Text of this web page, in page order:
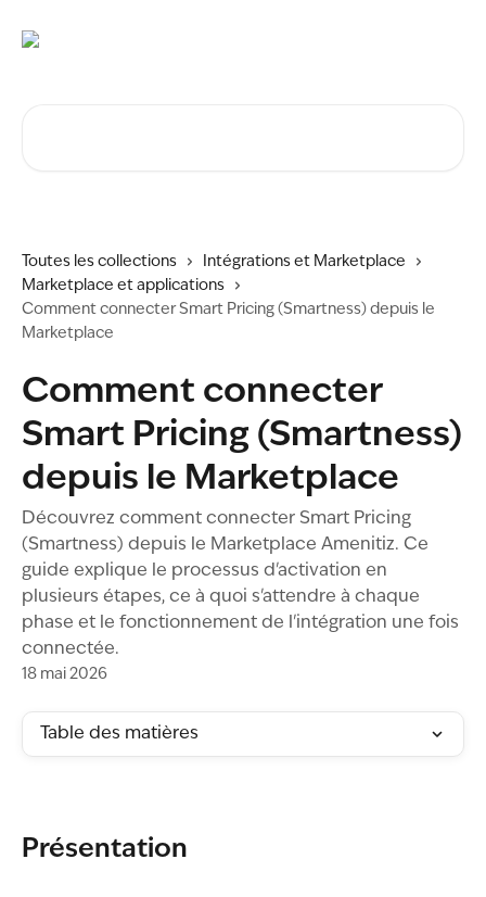
Toutes les collections
Intégrations et Marketplace
Marketplace et applications
Comment connecter Smart Pricing (Smartness) depuis le
Marketplace
Comment connecter
Smart Pricing (Smartness)
depuis le Marketplace
Découvrez comment connecter Smart Pricing
(Smartness) depuis le Marketplace Amenitiz. Ce
guide explique le processus d'activation en
plusieurs étapes, ce à quoi s'attendre à chaque
phase et le fonctionnement de l'intégration une fois
connectée.
18 mai 2026
Table des matières
Présentation